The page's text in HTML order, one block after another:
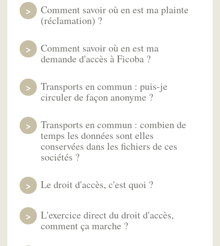
Comment savoir où en est ma plainte
(réclamation) ?
Comment savoir où en est ma
demande d'accès à Ficoba ?
Transports en commun : puis-je
circuler de façon anonyme ?
Transports en commun : combien de
temps les données sont elles
conservées dans les fichiers de ces
sociétés ?
Le droit d'accès, c'est quoi ?
L'exercice direct du droit d'accès,
comment ça marche ?